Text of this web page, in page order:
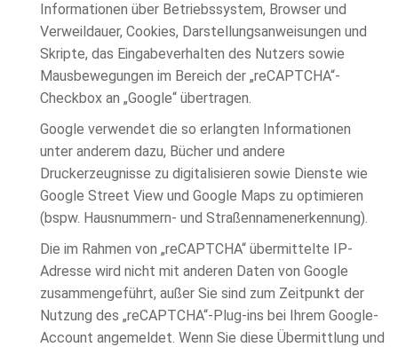
Informationen über Betriebssystem, Browser und
Verweildauer, Cookies, Darstellungsanweisungen und
Skripte, das Eingabeverhalten des Nutzers sowie
Mausbewegungen im Bereich der „reCAPTCHA“-
Checkbox an „Google“ übertragen.
Google verwendet die so erlangten Informationen
unter anderem dazu, Bücher und andere
Druckerzeugnisse zu digitalisieren sowie Dienste wie
Google Street View und Google Maps zu optimieren
(bspw. Hausnummern- und Straßennamenerkennung).
Die im Rahmen von „reCAPTCHA“ übermittelte IP-
Adresse wird nicht mit anderen Daten von Google
zusammengeführt, außer Sie sind zum Zeitpunkt der
Nutzung des „reCAPTCHA“-Plug-ins bei Ihrem Google-
Account angemeldet. Wenn Sie diese Übermittlung und